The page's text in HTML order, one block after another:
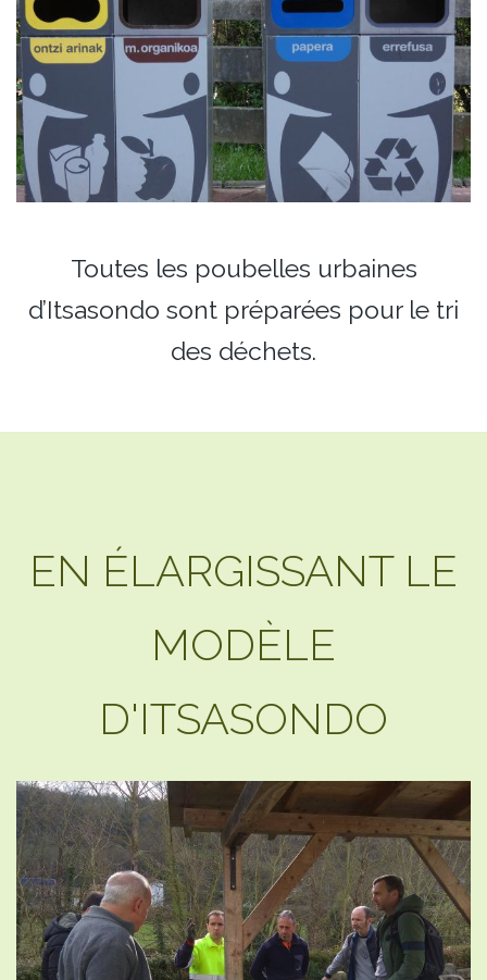
Toutes les poubelles urbaines
d’Itsasondo sont préparées pour le tri
des déchets.
EN ÉLARGISSANT LE
MODÈLE
D'ITSASONDO